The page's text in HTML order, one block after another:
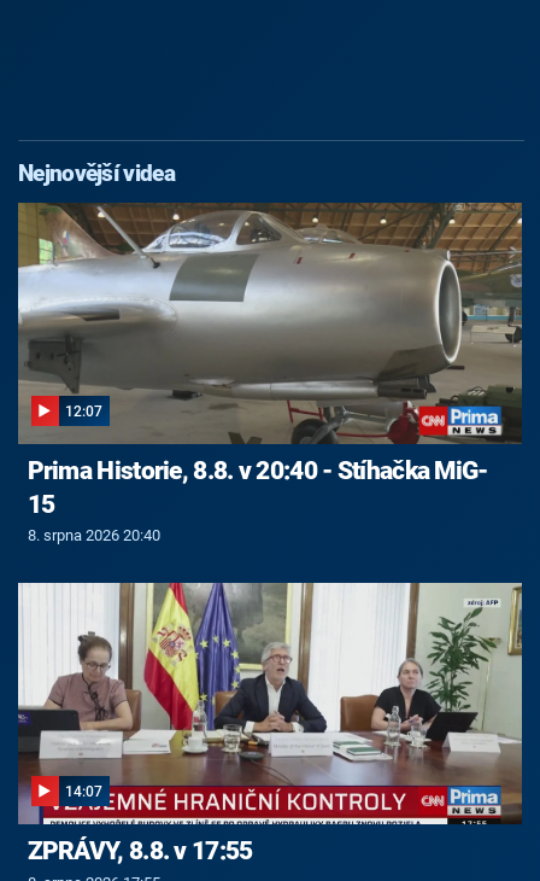
Nejnovější videa
12:07
Prima Historie, 8.8. v 20:40 - Stíhačka MiG-
15
8. srpna 2026 20:40
14:07
ZPRÁVY, 8.8. v 17:55